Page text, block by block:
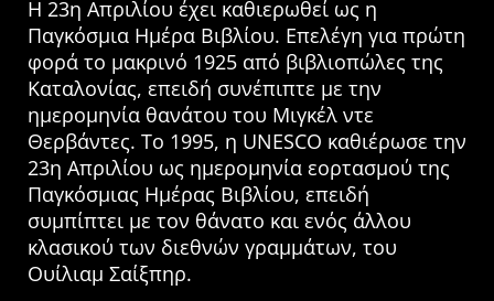
Η 23η Απριλίου έχει καθιερωθεί ως η
Παγκόσμια Ημέρα Βιβλίου. Επελέγη για πρώτη
φορά το μακρινό 1925 από βιβλιοπώλες της
Καταλονίας, επειδή συνέπιπτε με την
ημερομηνία θανάτου του Μιγκέλ ντε
Θερβάντες. Το 1995, η UNESCO καθιέρωσε την
23η Απριλίου ως ημερομηνία εορτασμού της
Παγκόσμιας Ημέρας Βιβλίου, επειδή
συμπίπτει με τον θάνατο και ενός άλλου
κλασικού των διεθνών γραμμάτων, του
Ουίλιαμ Σαίξπηρ.